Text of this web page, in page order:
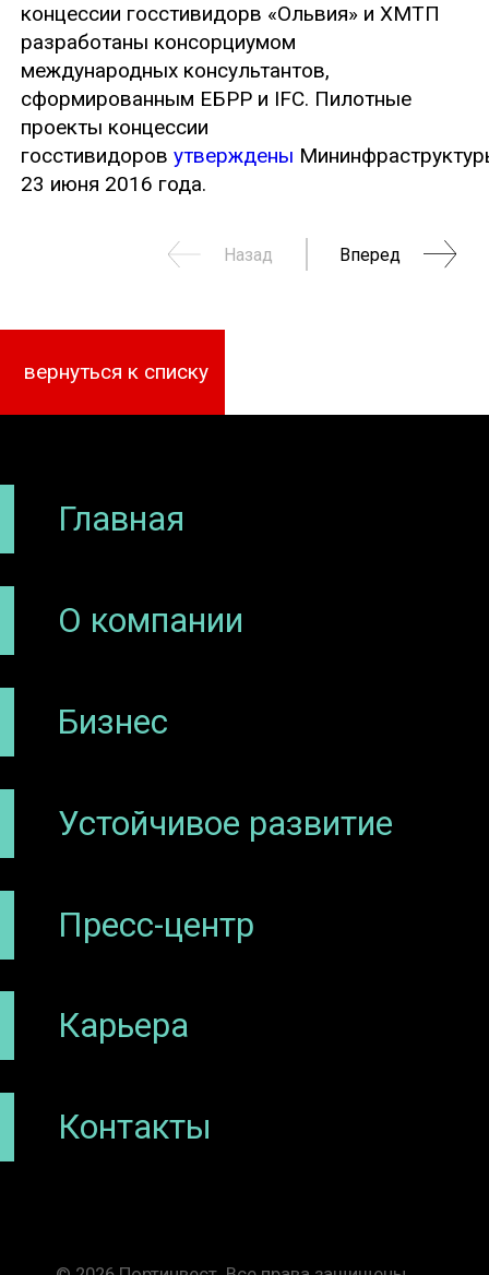
концессии госстивидорв «Ольвия» и ХМТП
разработаны консорциумом
международных консультантов,
сформированным ЕБРР и IFC. Пилотные
проекты концессии
госстивидоровутверждены
23 июня 2016 года.
Назад Вперед
вернуться к списку
Главная
О компании
Бизнес
Устойчивое развитие
Пресс-центр
Карьера
Контакты